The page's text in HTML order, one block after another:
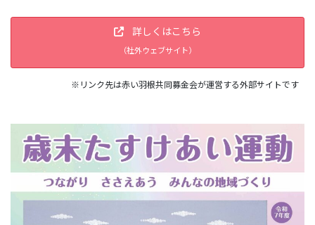
詳しくはこちら
（社外ウェブサイト）
※リンク先は赤い羽根共同募金会が運営する外部サイトです